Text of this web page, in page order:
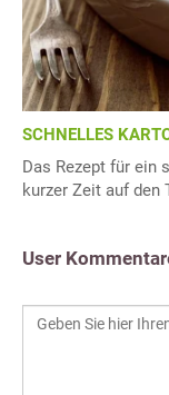
SCHNELLES
Das Rezept für ein
kurzer Zeit auf den
User